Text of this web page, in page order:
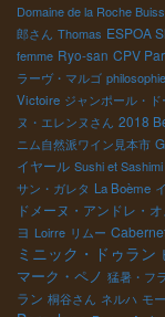
Domaine de la Roche
郎さん Thomas ESPOA
femme Ryo-san CPV
ラーヴ・マルゴ philosophie
Victoire ジャンポール・ド
ヌ・エレンヌさん 2018
ニム自然派ワイン見本市
イヤール Sushi et Sashimi
サン・ガレタ La Boème
ドメーヌ・アンドレ・
ヨ Loirre リムー
ミニック・ドゥラン
マーク・ペノ 猛暑・フ
ラン 桐谷さん ネルハ モ